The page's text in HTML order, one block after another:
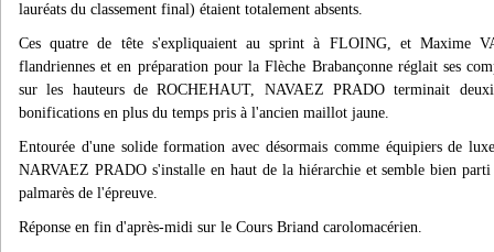
lauréats du classement final) étaient totalement absents.
Ces quatre de tête s'expliquaient au sprint à FLOING, et Maxime
flandriennes et en préparation pour la Flèche Brabançonne réglait ses
sur les hauteurs de ROCHEHAUT, NAVAEZ PRADO terminait
bonifications en plus du temps pris à l'ancien maillot jaune.
Entourée d'une solide formation avec désormais comme équipiers de
NARVAEZ PRADO s'installe en haut de la hiérarchie et semble bien
palmarès de l'épreuve.
Réponse en fin d'après-midi sur le Cours Briand carolomacérien.